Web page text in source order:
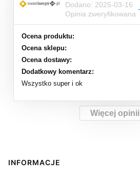
Dodano: 2025-03-16
Opinia zweryfikowana
Ocena produktu:
Ocena sklepu:
Ocena dostawy:
Dodatkowy komentarz:
Wszystko super i ok
Więcej opinii
Linki w stopce
INFORMACJE